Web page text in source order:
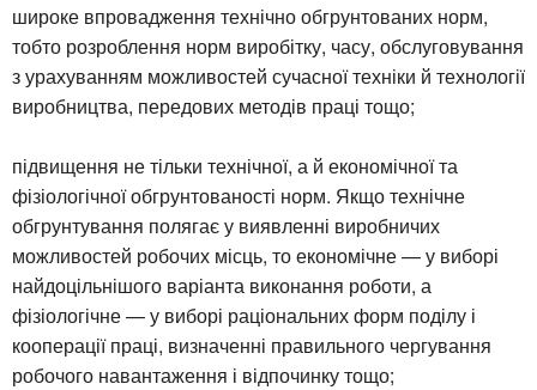
широке впровадження технічно обгрунтованих норм,
тобто розроблення норм виробітку, часу, обслуговування
з урахуванням можливостей сучасної техніки й технології
виробництва, передових методів праці тощо;
підвищення не тільки технічної, а й економічної та
фізіологічної обгрунтованості норм. Якщо технічне
обгрунтування полягає у виявленні виробничих
можливостей робочих місць, то економічне — у виборі
найдоцільнішого варіанта виконання роботи, а
фізіологічне — у виборі раціональних форм поділу і
кооперації праці, визначенні правильного чергування
робочого навантаження і відпочинку тощо;